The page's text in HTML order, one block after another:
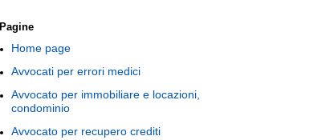
Pagine
Home page
Avvocati per errori medici
Avvocato per immobiliare e locazioni,
condominio
Avvocato per recupero crediti